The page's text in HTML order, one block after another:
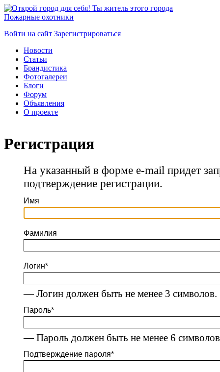
Пожарные охотники
Войти на сайт Зарегистрироваться
Новости
Статьи
Брандистика
Фотогалереи
Блоги
Форум
Объявления
О проекте
Регистрация
На указанный в форме e-mail придет
подтверждение регистрации.
Имя
Фамилия
Логин*
— Логин должен быть не менее 3 символов.
Пароль*
— Пароль должен быть не менее 6
Подтверждение пароля*